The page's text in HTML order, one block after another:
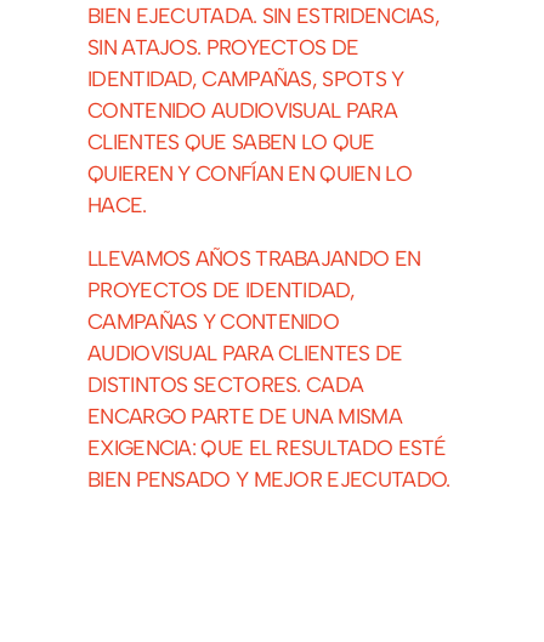
BIEN EJECUTADA. SIN ESTRIDENCIAS,
SIN ATAJOS. PROYECTOS DE
IDENTIDAD, CAMPAÑAS, SPOTS Y
CONTENIDO AUDIOVISUAL PARA
CLIENTES QUE SABEN LO QUE
QUIEREN Y CONFÍAN EN QUIEN LO
HACE.
LLEVAMOS AÑOS TRABAJANDO EN
PROYECTOS DE IDENTIDAD,
CAMPAÑAS Y CONTENIDO
AUDIOVISUAL PARA CLIENTES DE
DISTINTOS SECTORES. CADA
ENCARGO PARTE DE UNA MISMA
EXIGENCIA: QUE EL RESULTADO ESTÉ
BIEN PENSADO Y MEJOR EJECUTADO.